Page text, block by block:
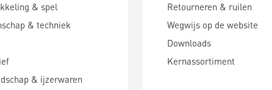
& spel
& techniek
& ijzerwaren
Retourneren & ruilen
Wegwijs op de website
Downloads
Kernassortiment